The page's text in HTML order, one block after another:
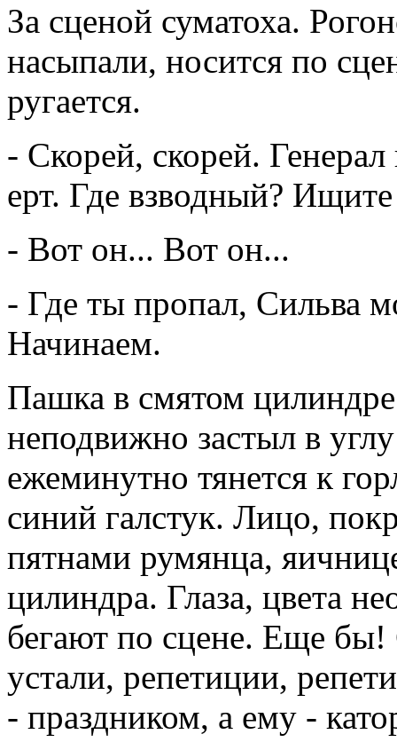
За сценой суматоха.
насыпали, носится по
ругается.
- Скорей, скорей.
ерт. Где взводный? Ищите
- Вот он... Вот он...
- Где ты пропал, Сильва
Начинаем.
Пашка в смятом
неподвижно застыл в
ежеминутно тянется к
синий галстук. Лицо,
пятнами румянца,
цилиндра. Глаза, цвета
бегают по сцене. Еще бы!
устали, репетиции,
- праздником, а ему -